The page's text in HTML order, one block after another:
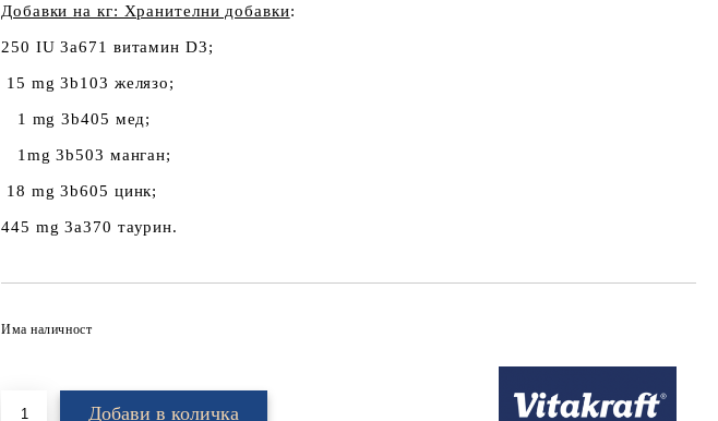
Добавки на кг: Хранителни добавки:
250 IU 3a671 витамин D3;
15 mg 3b103 желязо;
1 mg 3b405 мед;
1mg 3b503 манган;
18 mg 3b605 цинк;
445 mg 3a370 таурин.
Има наличност